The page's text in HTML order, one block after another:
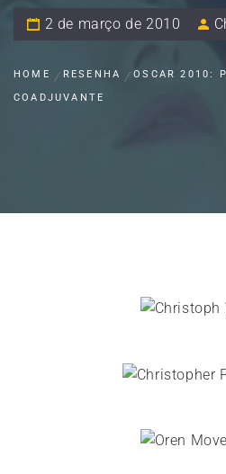
2 de março de 2010
HOME RESENHA
OSCAR 2010:
COADJUVANTE